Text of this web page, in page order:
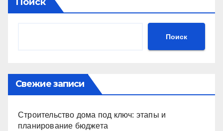
Поиск
Свежие записи
Строительство дома под ключ: этапы и
планирование бюджета